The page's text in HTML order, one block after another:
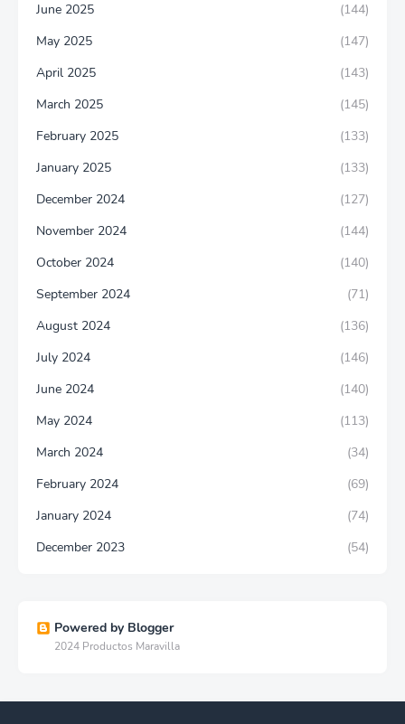
June 2025
(144)
May 2025
(147)
April 2025
(143)
March 2025
(145)
February 2025
(133)
January 2025
(133)
December 2024
(127)
November 2024
(144)
October 2024
(140)
September 2024
(71)
August 2024
(136)
July 2024
(146)
June 2024
(140)
May 2024
(113)
March 2024
(34)
February 2024
(69)
January 2024
(74)
December 2023
(54)
Powered by Blogger
2024 Productos Maravilla